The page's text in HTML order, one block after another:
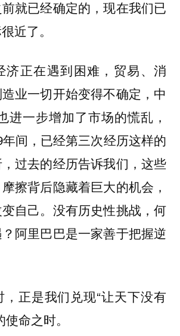
就已经确定的，现在我们已
近了。
济正在遇到困难，贸易、消
业一切开始变得不确定，中
进一步增加了市场的慌乱，
间，已经第三次经历这样的
过去的经历告诉我们，这些
擦背后隐藏着巨大的机会，
自己。没有历史性挑战，何
阿里巴巴是一家善于把握逆
正是我们兑现“让天下没有
命之时。